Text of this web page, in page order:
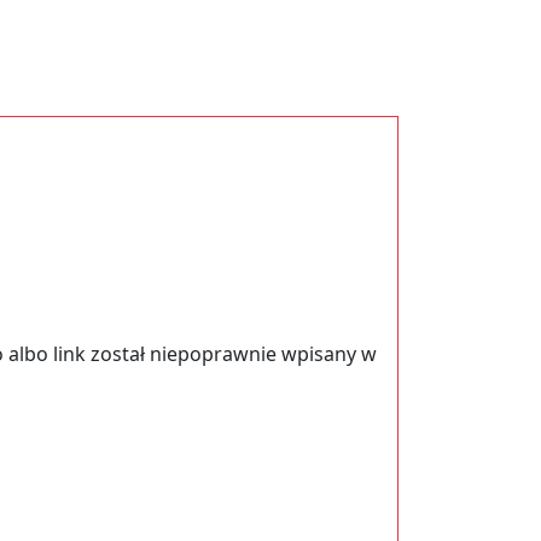
link został niepoprawnie wpisany w